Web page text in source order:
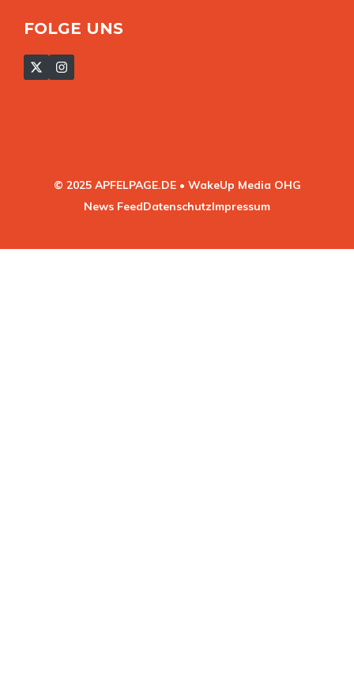
FOLGE UNS
© 2025 APFELPAGE.DE • WakeUp Media OHG
News FeedDatenschutzImpressum